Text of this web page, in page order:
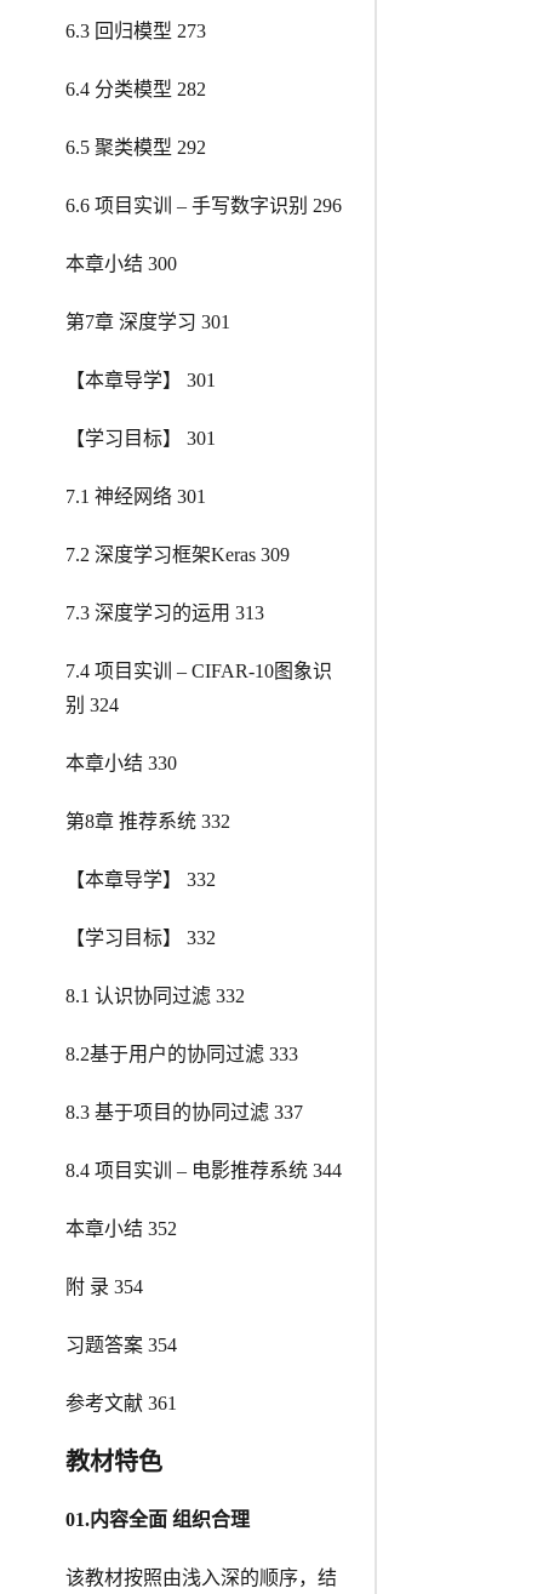
6.3 回归模型 273
6.4 分类模型 282
6.5 聚类模型 292
6.6 项目实训 – 手写数字识别 296
本章小结 300
第7章 深度学习 301
【本章导学】 301
【学习目标】 301
7.1 神经网络 301
7.2 深度学习框架Keras 309
7.3 深度学习的运用 313
7.4 项目实训 – CIFAR-10图象识
别 324
本章小结 330
第8章 推荐系统 332
【本章导学】 332
【学习目标】 332
8.1 认识协同过滤 332
8.2基于用户的协同过滤 333
8.3 基于项目的协同过滤 337
8.4 项目实训 – 电影推荐系统 344
本章小结 352
附 录 354
习题答案 354
参考文献 361
教材特色
01.内容全面 组织合理
该教材按照由浅入深的顺序，结